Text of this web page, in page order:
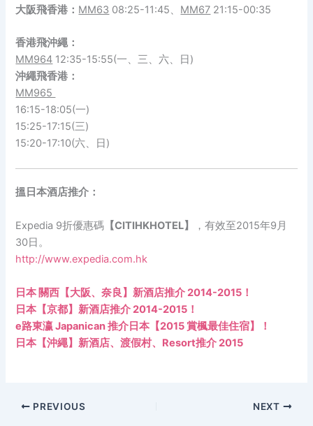
大阪飛香港： MM63 08:25-11:45、 MM67 21:15-00:35
香港飛沖繩：
MM964 12:35-15:55(一、三、六、日)
沖繩飛香港 ：
MM965
16:15-18:05(一)
15:25-17:15(三)
15:20-17:10(六、日)
搵日本酒店推介：
Expedia 9折優惠碼 【CITIHKHOTEL】
，有效至2015年9月
30日。
http://www.expedia.com.hk
日本 關西【大阪、奈良】新酒店推介 2014-2015！
日本【京都】新酒店推介 2014-2015！
e路東瀛 Japanican 推介日本【2015 賞楓最佳住宿】！
日本【沖繩】新酒店、渡假村、Resort推介 2015
PREVIOUS NEXT